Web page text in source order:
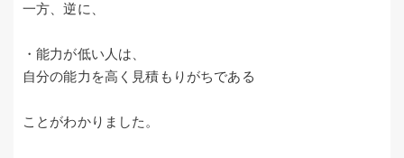
一方、逆に、
・能力が低い人は、
自分の能力を高く見積もりがちである
ことがわかりました。